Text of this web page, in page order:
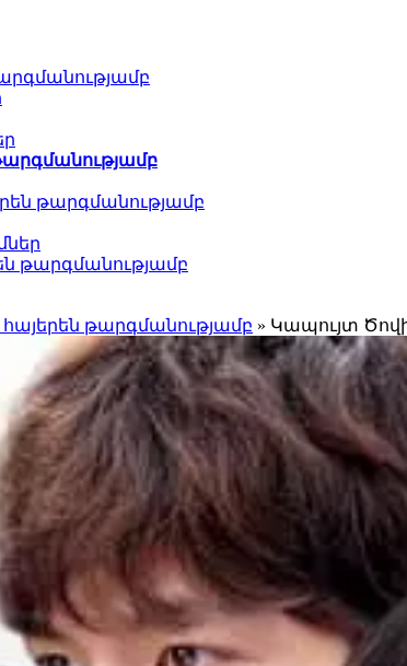
թարգմանությամբ
թարգմանությամբ
թարգմանությամբ » Կապույտ Ծովի